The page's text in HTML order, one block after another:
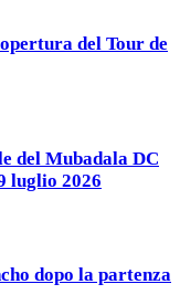
del Tour de
del Mubadala DC
luglio 2026
dopo la partenza